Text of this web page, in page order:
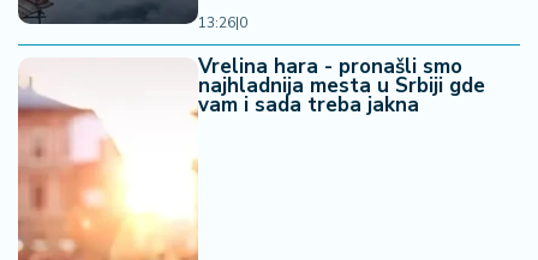
13:26|0
Vrelina hara - pronašli smo
najhladnija mesta u Srbiji gde
vam i sada treba jakna